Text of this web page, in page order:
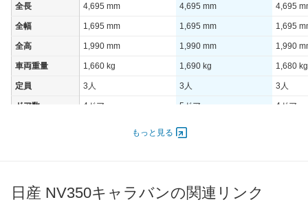
全長 4,695 mm 4,695 mm 4,695
全幅 1,695 mm 1,695 mm 1,695
全高 1,990 mm 1,990 mm 1,990
車両重量 1,660 kg 1,690 kg 1,680 kg
定員 3人 3人 3人
ドア数 4ドア 5ドア 4ドア
-
最高トルク 178 [18.1]/ 4,400 178 [18.1]/ 4,400
もっと見る
日産 NV350キャラバンの関連リンク